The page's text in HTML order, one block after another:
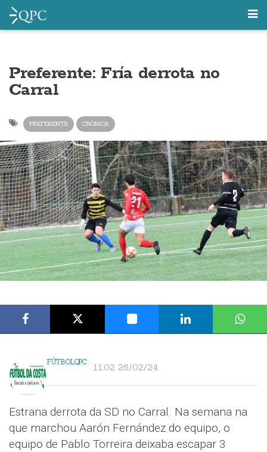
Preferente: Fría derrota no
Carral
PREFERENTE CRÓNICA
FÚTBOLQPC 11:02 26/02/24
Estrana derrota da SD no Carral. Na semana na
que marchou Aarón Fernández do equipo, o
equipo de Pablo Torreira deixaba escapar 3